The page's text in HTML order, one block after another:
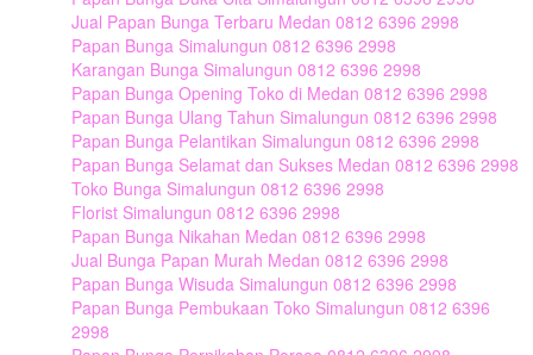
Jual Papan Bunga Terbaru Medan 0812 6396 2998
Papan Bunga Simalungun 0812 6396 2998
Karangan Bunga Simalungun 0812 6396 2998
Papan Bunga Opening Toko di Medan 0812 6396 2998
Papan Bunga Ulang Tahun Simalungun 0812 6396 2998
Papan Bunga Pelantikan Simalungun 0812 6396 2998
Papan Bunga Selamat dan Sukses Medan 0812 6396 2998
Toko Bunga Simalungun 0812 6396 2998
Florist Simalungun 0812 6396 2998
Papan Bunga Nikahan Medan 0812 6396 2998
Jual Bunga Papan Murah Medan 0812 6396 2998
Papan Bunga Wisuda Simalungun 0812 6396 2998
Papan Bunga Pembukaan Toko Simalungun 0812 6396
2998